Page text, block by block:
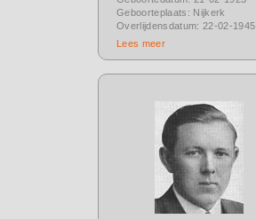
Geboorteplaats: Nijkerk
Overlijdensdatum: 22-02-1945
Lees meer